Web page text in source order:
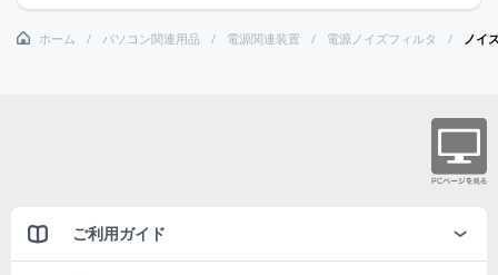
ホーム パソコン関連用品 電源関連装置 電源ノイズフィルタ ノイ
ご利用ガイド